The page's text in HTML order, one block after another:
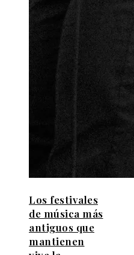
Los festivales
de música más
antiguos que
mantienen